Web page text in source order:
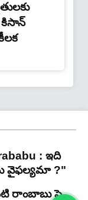
కిసాన్
: ఇది
వైఫల్యమా ?"
రాంబాబు పై